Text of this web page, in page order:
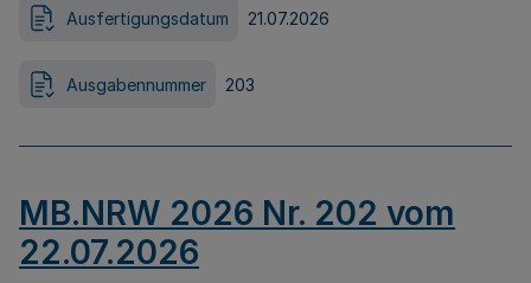
Ausfertigungsdatum 21.07.2026
Ausgabennummer 203
MB.NRW 2026 Nr. 202 vom
22.07.2026